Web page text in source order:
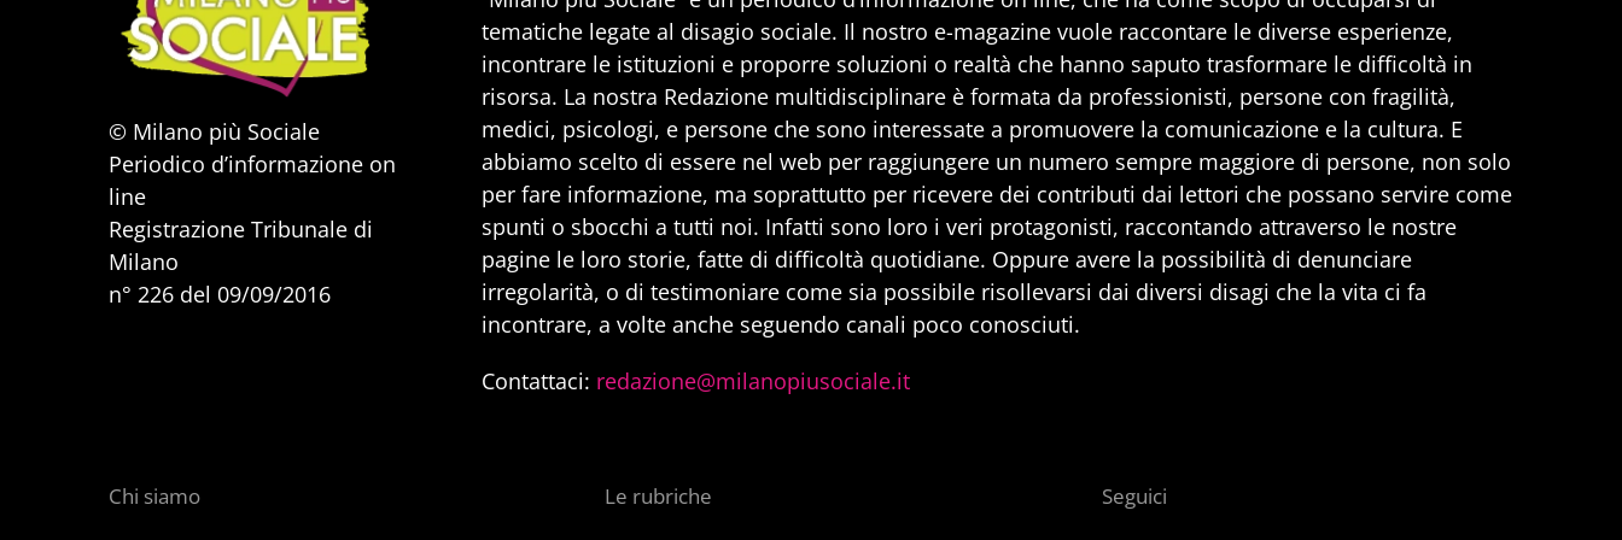
© Milano più Sociale
Periodico d’informazione on
line
Registrazione Tribunale di
Milano
n° 226 del 09/09/2016
tematiche legate al disagio sociale. Il nostro e-magazine vuole raccontare le diverse esperienze,
incontrare le istituzioni e proporre soluzioni o realtà che hanno saputo trasformare le difficoltà in
risorsa. La nostra Redazione multidisciplinare è formata da professionisti, persone con fragilità,
medici, psicologi, e persone che sono interessate a promuovere la comunicazione e la cultura. E
abbiamo scelto di essere nel web per raggiungere un numero sempre maggiore di persone, non solo
per fare informazione, ma soprattutto per ricevere dei contributi dai lettori che possano servire come
spunti o sbocchi a tutti noi. Infatti sono loro i veri protagonisti, raccontando attraverso le nostre
pagine le loro storie, fatte di difficoltà quotidiane. Oppure avere la possibilità di denunciare
irregolarità, o di testimoniare come sia possibile risollevarsi dai diversi disagi che la vita ci fa
incontrare, a volte anche seguendo canali poco conosciuti.
Contattaci: redazione@milanopiusociale.it
Chi siamo Le rubriche Seguici